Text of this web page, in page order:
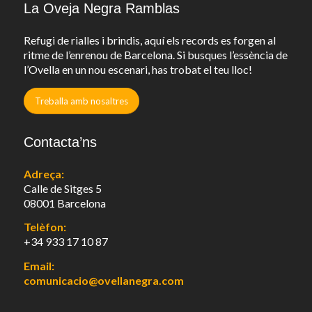
La Oveja Negra Ramblas
Refugi de rialles i brindis, aquí els records es forgen al
ritme de l’enrenou de Barcelona. Si busques l’essència de
l’Ovella en un nou escenari, has trobat el teu lloc!
Treballa amb nosaltres
Contacta’ns
Adreça:
Calle de Sitges 5
08001 Barcelona
Telèfon:
+34 933 17 10 87
Email:
comunicacio@ovellanegra.com